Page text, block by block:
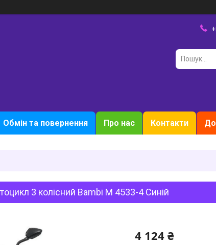
Обмін та повернення Про нас Контакти
3 колісний Bambi M 4533-4 Синій
4 124 ₴